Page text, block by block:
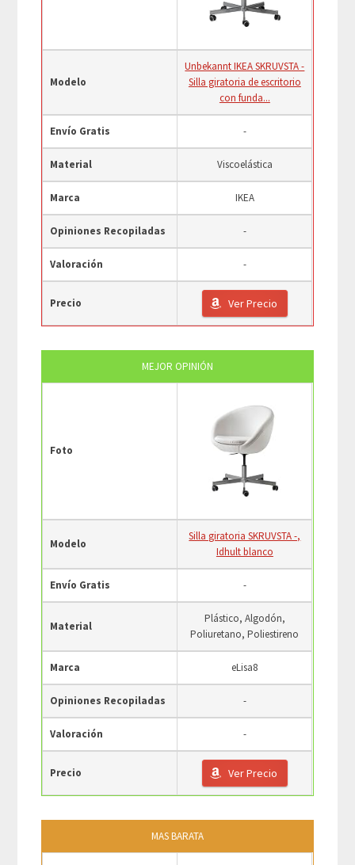
Modelo
Unbekannt IKEA SKRUVSTA -
Silla giratoria de escritorio
con funda...
Envío Gratis -
Material Viscoelástica
Marca IKEA
Opiniones Recopiladas -
Valoración -
Precio Ver Precio
MEJOR OPINIÓN
Foto
Modelo
Silla giratoria SKRUVSTA -,
Idhult blanco
Envío Gratis -
Material
Plástico, Algodón,
Poliuretano, Poliestireno
Marca eLisa8
Opiniones Recopiladas -
Valoración -
Precio Ver Precio
MAS BARATA